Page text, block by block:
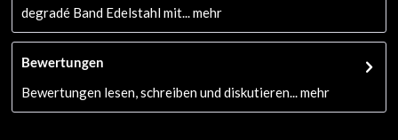
degradé Band Edelstahl mit...
mehr
Bewertungen
Bewertungen lesen, schreiben und diskutieren...
mehr